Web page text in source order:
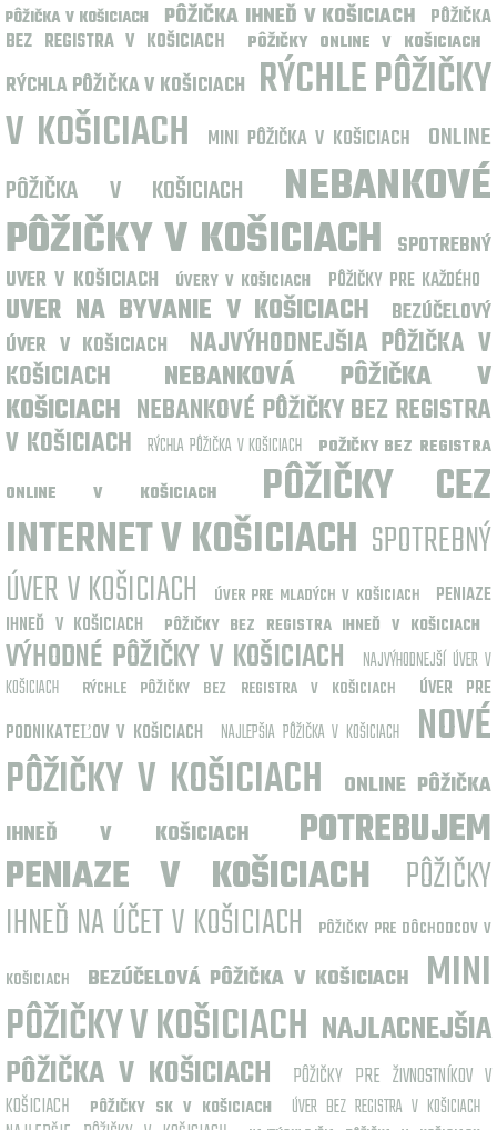
PÔŽIČKA V KOŠICIACH PÔŽIČKA IHNEĎ V KOŠICIACH PÔŽIČKA
BEZ REGISTRA V KOŠICIACH
PÔŽIČKY ONLINE V KOŠICIACH
RÝCHLA PÔŽIČKA V KOŠICIACH RÝCHLE PÔŽIČKY
V KOŠICIACH
MINI PÔŽIČKA V KOŠICIACH
ONLINE
PÔŽIČKA V KOŠICIACH
NEBANKOVÉ
PÔŽIČKY V KOŠICIACH SPOTREBNÝ
UVER V KOŠICIACH
ÚVERY V KOŠICIACH PÔŽIČKY PRE KAŽDÉHO
UVER NA BYVANIE V KOŠICIACH
BEZÚČELOVÝ
ÚVER V KOŠICIACH
NAJVÝHODNEJŠIA PÔŽIČKA V
KOŠICIACH
NEBANKOVÁ PÔŽIČKA V
KOŠICIACH NEBANKOVÉ PÔŽIČKY BEZ REGISTRA
V KOŠICIACH RÝCHLA PÔŽIČKA V KOŠICIACH
POŽIČKY BEZ REGISTRA
ONLINE V KOŠICIACH
PÔŽIČKY CEZ
INTERNET V KOŠICIACH SPOTREBNÝ
ÚVER V KOŠICIACH
ÚVER PRE MLADÝCH V KOŠICIACH
PENIAZE
IHNEĎ V KOŠICIACH
PÔŽIČKY BEZ REGISTRA IHNEĎ V KOŠICIACH
VÝHODNÉ PÔŽIČKY V KOŠICIACH
NAJVÝHODNEJŠÍ ÚVER V
KOŠICIACH
RÝCHLE PÔŽIČKY BEZ REGISTRA V KOŠICIACH
ÚVER PRE
PODNIKATEĽOV V KOŠICIACH
NAJLEPŠIA PÔŽIČKA V KOŠICIACH
NOVÉ
PÔŽIČKY V KOŠICIACH
ONLINE PÔŽIČKA
IHNEĎ V KOŠICIACH
POTREBUJEM
PENIAZE V KOŠICIACH
PÔŽIČKY
IHNEĎ NA ÚČET V KOŠICIACH
PÔŽIČKY PRE DÔCHODCOV V
KOŠICIACH
BEZÚČELOVÁ PÔŽIČKA V KOŠICIACH
MINI
PÔŽIČKY V KOŠICIACH NAJLACNEJŠIA
PÔŽIČKA V KOŠICIACH
PÔŽIČKY PRE ŽIVNOSTNÍKOV V
KOŠICIACH
PÔŽIČKY SK V KOŠICIACH ÚVER BEZ REGISTRA V KOŠICIACH